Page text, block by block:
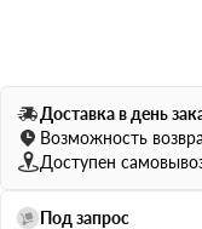
75 мм
100 мм
Доставка в день
Возможность
Доступен
Под запрос